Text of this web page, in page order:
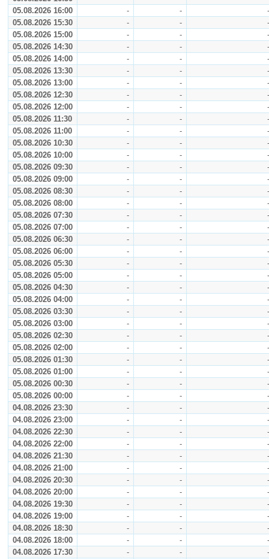
05.08.2026 16:00
- -
-
05.08.2026 15:30
- -
-
05.08.2026 15:00
- -
-
05.08.2026 14:30
- -
-
05.08.2026 14:00
- -
-
05.08.2026 13:30
- -
-
05.08.2026 13:00
- -
-
05.08.2026 12:30
- -
-
05.08.2026 12:00
- -
-
05.08.2026 11:30
- -
-
05.08.2026 11:00
- -
-
05.08.2026 10:30
- -
-
05.08.2026 10:00
- -
-
05.08.2026 09:30
- -
-
05.08.2026 09:00
- -
-
05.08.2026 08:30
- -
-
05.08.2026 08:00
- -
-
05.08.2026 07:30
- -
-
05.08.2026 07:00
- -
-
05.08.2026 06:30
- -
-
05.08.2026 06:00
- -
-
05.08.2026 05:30
- -
-
05.08.2026 05:00
- -
-
05.08.2026 04:30
- -
-
05.08.2026 04:00
- -
-
05.08.2026 03:30
- -
-
05.08.2026 03:00
- -
-
05.08.2026 02:30
- -
-
05.08.2026 02:00
- -
-
05.08.2026 01:30
- -
-
05.08.2026 01:00
- -
-
05.08.2026 00:30
- -
-
05.08.2026 00:00
- -
-
04.08.2026 23:30
- -
-
04.08.2026 23:00
- -
-
04.08.2026 22:30
- -
-
04.08.2026 22:00
- -
-
04.08.2026 21:30
- -
-
04.08.2026 21:00
- -
-
04.08.2026 20:30
- -
-
04.08.2026 20:00
- -
-
04.08.2026 19:30
- -
-
04.08.2026 19:00
- -
-
04.08.2026 18:30
- -
-
04.08.2026 18:00
- -
-
04.08.2026 17:30
- -
-